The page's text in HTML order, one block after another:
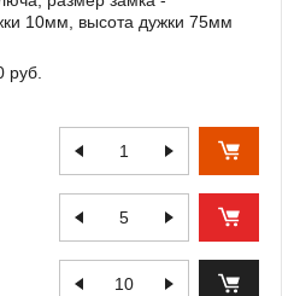
10мм, высота дужки 75мм
руб.